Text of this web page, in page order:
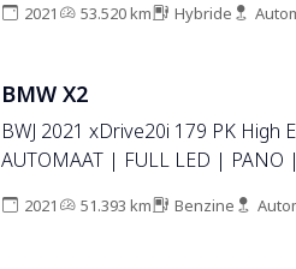
2021 53.520 km Hybride
BMW X2
BWJ 2021 xDrive20i 179 PK High
AUTOMAAT | FULL LED | PANO
STOELVERW. | DAB | NAVI |
2021 51.393 km Benzine